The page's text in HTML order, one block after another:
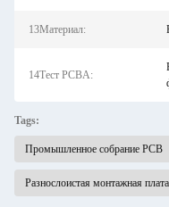
13Материал:
14Тест PCBA:
Tags:
Промышленное собрание PCB
Разнослоистая монтажная плата